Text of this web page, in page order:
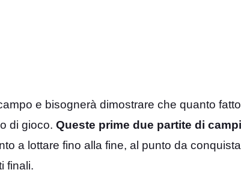
e bisognerà dimostrare che quanto
di gioco. Queste prime due partite di
a lottare fino alla fine, al punto da
finali.